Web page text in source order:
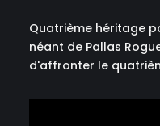
Quatrième héritage
néant de Pallas
d'affronter le